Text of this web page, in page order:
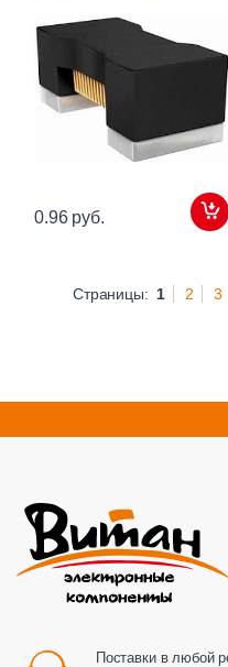
0.96 руб.
Страницы: 1 2 3
Поставки в любой